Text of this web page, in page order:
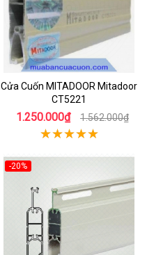
Cửa Cuốn MITADOOR Mitadoor
CT5221
1.250.000₫ 1.562.000₫
-20%